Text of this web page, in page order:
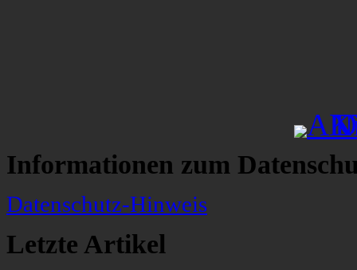
Informationen zum
Datenschutz-Hinweis
Letzte Artikel